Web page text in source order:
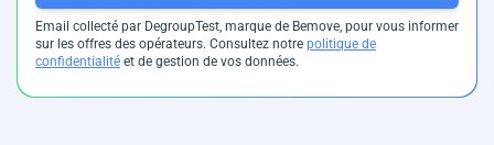
Email collecté par DegroupTest, marque de Bemove, pour vous informer
sur les offres des opérateurs. Consultez notre politique de
confidentialité et de gestion de vos données.